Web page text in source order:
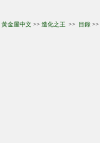
黃金屋中文 >> 造化之王 >> 目錄 >>